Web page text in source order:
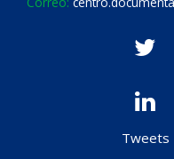
Tweets